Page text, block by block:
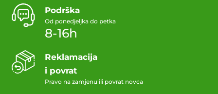
Podrška
Od ponedjeljka do petka
8-16h
Reklamacija
i povrat
Pravo na zamjenu ili povrat novca